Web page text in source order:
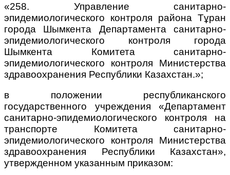
«258. Управление санитарно-
эпидемиологического контроля района Тұран
города Шымкента Департамента санитарно-
эпидемиологического контроля города
Шымкента Комитета санитарно-
эпидемиологического контроля Министерства
здравоохранения Республики Казахстан.»;
в положении республиканского
государственного учреждения «Департамент
санитарно-эпидемиологического контроля на
транспорте Комитета санитарно-
эпидемиологического контроля Министерства
здравоохранения Республики Казахстан»,
утвержденном указанным приказом: